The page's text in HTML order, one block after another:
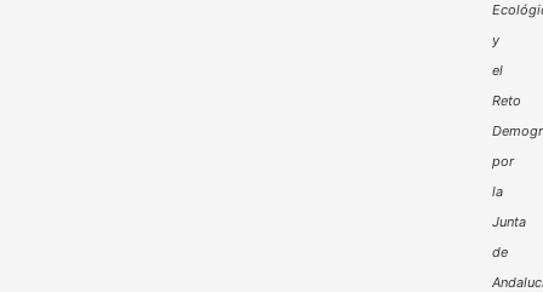
y
el
Reto
por
la
Junta
de